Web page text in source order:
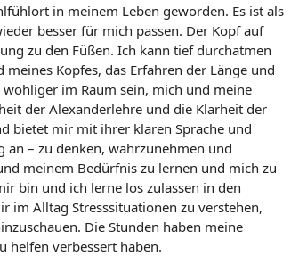
in meinem Leben geworden. Es ist als
besser für mich passen. Der Kopf auf
zu den Füßen. Ich kann tief durchatmen
Kopfes, das Erfahren der Länge und
im Raum sein, mich und meine
der Alexanderlehre und die Klarheit der
bietet mir mit ihrer klaren Sprache und
– zu denken, wahrzunehmen und
meinem Bedürfnis zu lernen und mich zu
bin und ich lerne los zulassen in den
im Alltag Stresssituationen zu verstehen,
Die Stunden haben meine
helfen verbessert haben.